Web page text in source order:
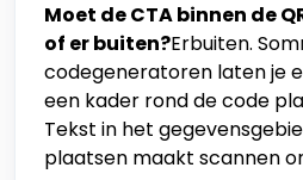
Moet de CTA binnen de
of er buiten?Erbuiten.
codegeneratoren laten je
een kader rond de code
Tekst in het
plaatsen maakt scannen